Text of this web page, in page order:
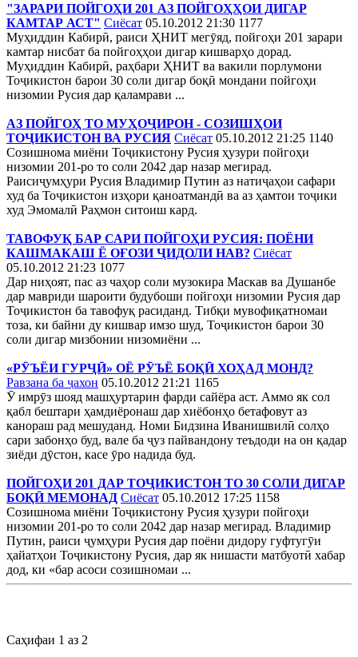
"ЗАРАРИ ПОЙГОҲИ 201 АЗ ПОЙГОҲҲОИ ДИГАР
КАМТАР АСТ" Сиёсат 05.10.2012 21:30 1177
Муҳиддин Кабирӣ, раиси ҲНИТ мегӯяд, пойгоҳи 201 зарари
камтар нисбат ба пойгоҳҳои дигар кишварҳо дорад.
Муҳиддин Кабирӣ, раҳбари ҲНИТ ва вакили порлумони
Тоҷикистон барои 30 соли дигар боқӣ мондани пойгоҳи
низомии Русия дар қаламрави ...
АЗ ПОЙГОҲ ТО МУҲОҶИРОН - СОЗИШҲОИ
ТОҶИКИСТОН ВА РУСИЯ Сиёсат 05.10.2012 21:25 1140
Созишнома миёни Тоҷикистону Русия ҳузури пойгоҳи
низомии 201-ро то соли 2042 дар назар мегирад.
Раисиҷумҳури Русия Владимир Путин аз натиҷаҳои сафари
худ ба Тоҷикистон изҳори қаноатмандӣ ва аз ҳамтои тоҷики
худ Эмомалӣ Раҳмон ситоиш кард.
ТАВОФУҚ БАР САРИ ПОЙГОҲИ РУСИЯ: ПОЁНИ
КАШМАКАШ Ё ОҒОЗИ ҶИДОЛИ НАВ? Сиёсат
05.10.2012 21:23 1077
Дар ниҳоят, пас аз чаҳор соли музокира Маскав ва Душанбе
дар мавриди шароити будубоши пойгоҳи низомии Русия дар
Тоҷикистон ба тавофуқ расиданд. Тибқи мувофиқатномаи
тоза, ки байни ду кишвар имзо шуд, Тоҷикистон барои 30
соли дигар мизбонии низомиёни ...
«РӮЪЁИ ГУРҶӢ» ОЁ РӮЪЁ БОҚӢ ХОҲАД МОНД?
Равзана ба ҷахон 05.10.2012 21:21 1165
Ӯ имрӯз шояд машҳуртарин фарди сайёра аст. Аммо як сол
қабл бештари ҳамдиёронаш дар хиёбонҳо бетафовут аз
канораш рад мешуданд. Номи Бидзина Иванишвилӣ солҳо
сари забонҳо буд, вале ба ҷуз пайвандону теъдоди на он қадар
зиёди дӯстон, касе ӯро надида буд.
ПОЙГОҲИ 201 ДАР ТОҶИКИСТОН ТО 30 СОЛИ ДИГАР
БОҚӢ МЕМОНАД Сиёсат 05.10.2012 17:25 1158
Созишнома миёни Тоҷикистону Русия ҳузури пойгоҳи
низомии 201-ро то соли 2042 дар назар мегирад. Владимир
Путин, раиси ҷумҳури Русия дар поёни дидору гуфтугӯи
ҳайатҳои Тоҷикистону Русия, дар як нишасти матбуотӣ хабар
дод, ки «бар асоси созишномаи ...
Саҳифаи 1 аз 2